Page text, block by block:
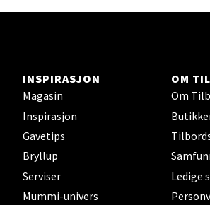
INSPIRASJON
Magasin
Inspirasjon
Gavetips
Bryllup
Serviser
Mummi-univers
OM
Om
Ledige
Åpent i dag 10-19
Steinkjer - Thon Senter
Sjøfartsgata 2, 7714 Steinkjer
Åpent i dag 10-20